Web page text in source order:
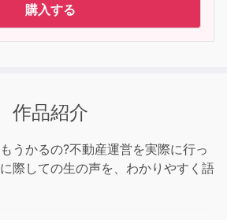
購入する
作品紹介
うかるの?不動産運営を実際に行っ
際しての生の声を、わかりやすく語